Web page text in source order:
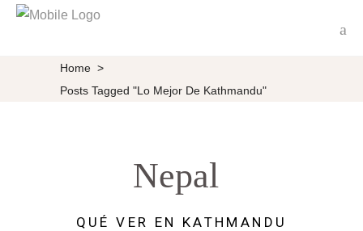
Home >
Posts Tagged "Lo Mejor De Kathmandu"
Nepal
QUÉ VER EN KATHMANDU